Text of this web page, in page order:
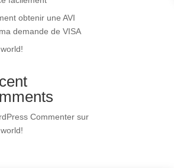
obtenir une AVI
demande de VISA
Commenter sur